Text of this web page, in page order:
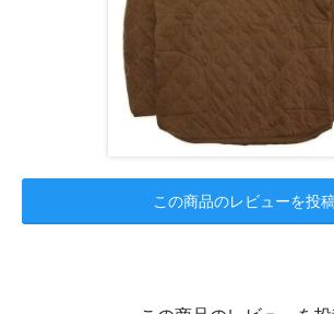
この商品のレビューを投